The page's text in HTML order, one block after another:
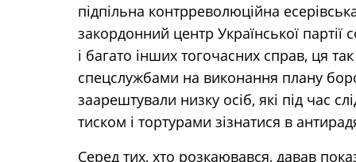
підпільна контрреволюційна
закордонний центр Української партії
і багато інших тогочасних справ, ця
спецслужбами на виконання плану
заарештували низку осіб, які під час
тиском і тортурами зізнатися в
Серед тих, хто розкаювався, давав